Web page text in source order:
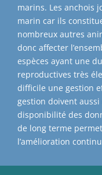
marins. Les anchois
marin car ils
nombreux autres
donc affecter
espèces ayant une
reproductives très
difficile une gestion
gestion doivent
disponibilité des
de long terme
l’amélioration